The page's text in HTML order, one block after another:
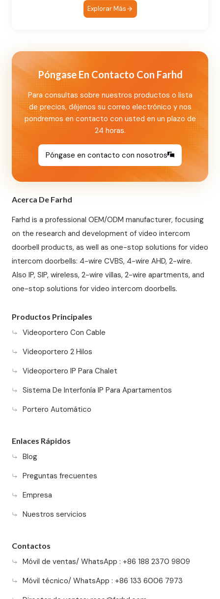
Explorar Más
Póngase En Contacto Con Farhd
Para consultas sobre nuestros productos o lista
de precios, déjenos su correo electrónico y nos
pondremos en contacto con usted en un plazo de
24 horas.
Póngase en contacto con nosotros
Acerca De Farhd
Farhd is a professional OEM/ODM manufacturer, focusing
on the research and development of video intercom
doorbell products, as well as one-stop solutions for video
intercom doorbells: 4-wire CVBS, 4-wire AHD, 2-wire.
Also IP, SIP, wireless, 2-wire villas, 2-wire apartments, and
one-stop solutions for video intercom doorbells.
Productos Principales
Videoportero Con Cable
Videoportero 2 Hilos
Videoportero IP Para Chalet
Sistema De Interfonía IP Para Apartamentos
Portero Automático
Enlaces Rápidos
Blog
Preguntas frecuentes
Empresa
Nuestros servicios
Contactos
Móvil de ventas/ WhatsApp : +86 188 2370 9809
Móvil técnico/ WhatsApp : +86 133 6006 7973